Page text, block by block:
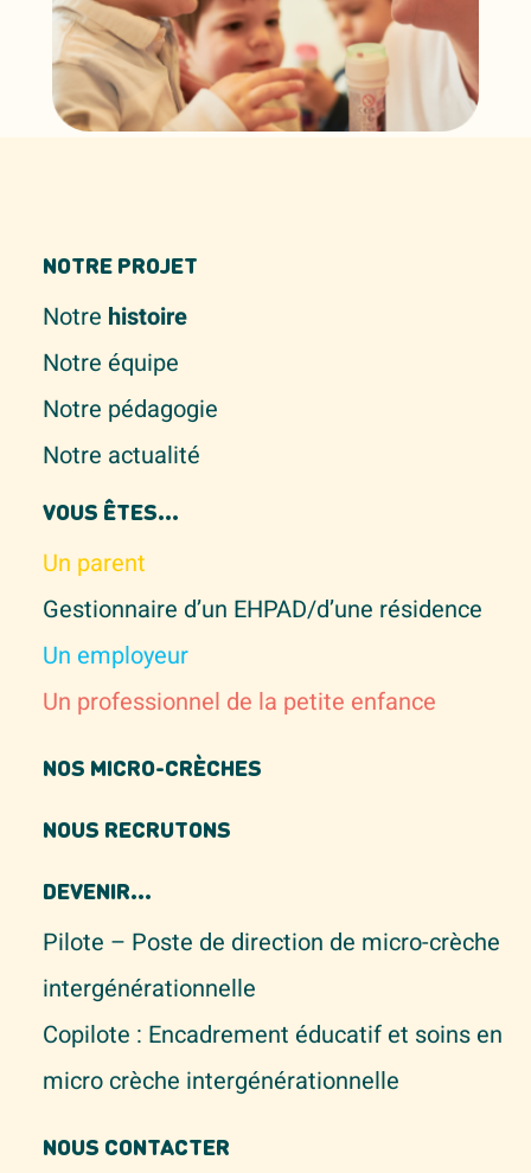
NOTRE PROJET
Notre histoire
Notre équipe
Notre pédagogie
Notre actualité
VOUS ÊTES...
Un parent
Gestionnaire d’un EHPAD/d’une résidence
Un employeur
Un professionnel de la petite enfance
NOS MICRO-CRÈCHES
NOUS RECRUTONS
DEVENIR...
Pilote – Poste de direction de micro-crèche
intergénérationnelle
Copilote : Encadrement éducatif et soins en
micro crèche intergénérationnelle
NOUS CONTACTER